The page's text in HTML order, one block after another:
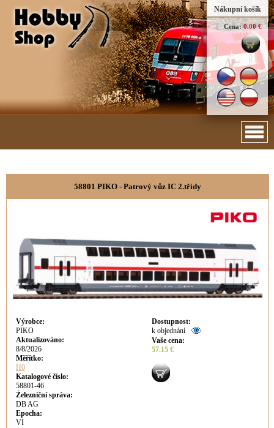
Nákupní košík
Cena: 0.00 €
58801 PIKO - Patrový vůz IC 2.třídy
Výrobce:
PIKO
Aktualizováno:
8/8/2026
Měřítko:
H0
Katalogové číslo:
58801-46
Železniční správa:
DB AG
Epocha:
VI
Dostupnost:
k objednání
Vaše cena:
57.15 €